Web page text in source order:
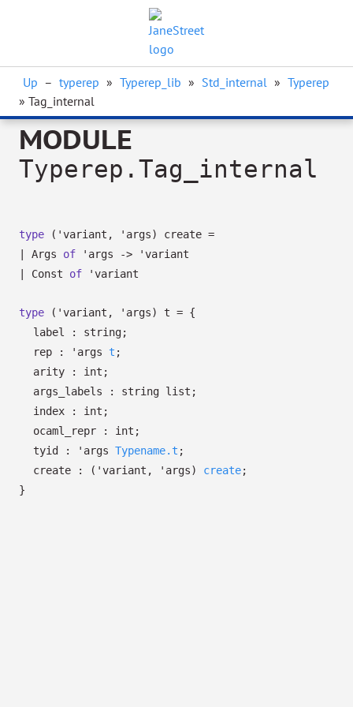
Up – typerep » Typerep_lib » Std_internal » Typerep
» Tag_internal
MODULE
Typerep.Tag_internal
type ('variant, 'args) create =
Args of 'args ->
'variant
Const of 'variant
type ('variant, 'args) t = {
label : string;
rep :
'args t ;
arity : int;
args_labels : string list ;
index : int;
ocaml_repr : int;
tyid :
'args Typename.t ;
create :
( 'variant , 'args) create;
}